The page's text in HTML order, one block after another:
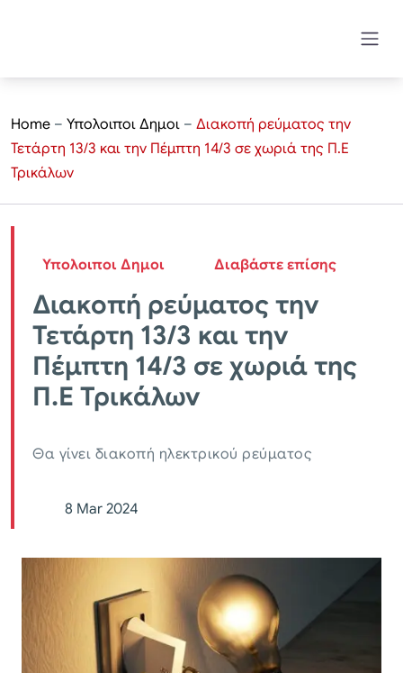
Home – Υπολοιποι Δημοι – Διακοπή ρεύματος την
Τετάρτη 13/3 και την Πέμπτη 14/3 σε χωριά της Π.Ε
Τρικάλων
Υπολοιποι Δημοι Διαβάστε επίσης
Διακοπή ρεύματος την
Τετάρτη 13/3 και την
Πέμπτη 14/3 σε χωριά της
Π.Ε Τρικάλων
Θα γίνει διακοπή ηλεκτρικού ρεύματος
8 Mar 2024